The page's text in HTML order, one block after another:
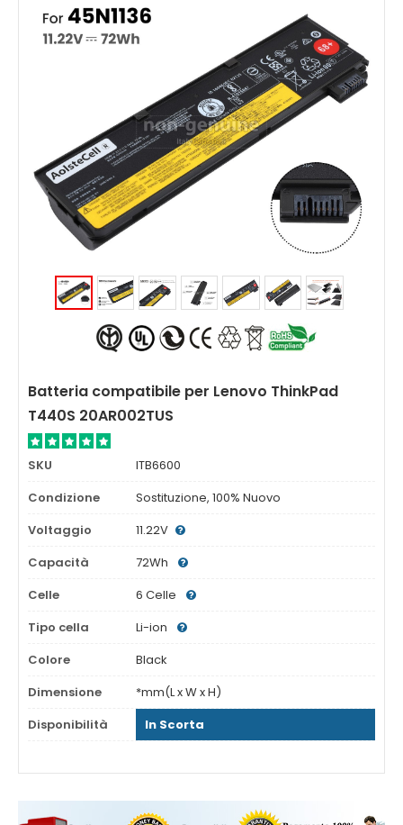
Batteria compatibile per Lenovo ThinkPad
T440S 20AR002TUS
SKU
ITB6600
Condizione
Sostituzione, 100% Nuovo
Voltaggio
11.22V
Capacità
72Wh
Celle
6 Celle
Tipo cella
Li-ion
Colore
Black
Dimensione
*mm(L x W x H)
Disponibilità
In Scorta